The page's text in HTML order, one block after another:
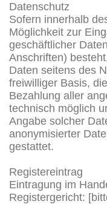
Datenschutz
Sofern innerhalb
Möglichkeit zur
geschäftlicher
Anschriften)
Daten seitens des
freiwilliger Basis,
Bezahlung aller
technisch möglich
Angabe solcher
anonymisierter
gestattet.
Registereintrag
Eintragung im
Registergericht: